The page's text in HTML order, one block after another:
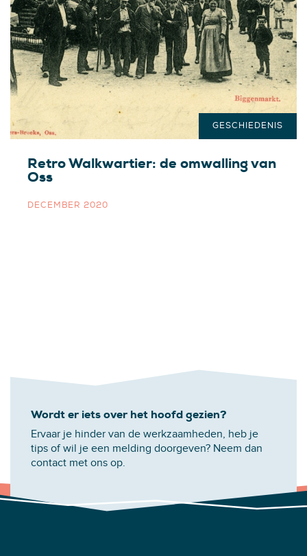
Retro Walkwartier: de omwalling van
Oss
DECEMBER 2020
GESCHIEDENIS
Wordt er iets over het hoofd gezien?
Ervaar je hinder van de werkzaamheden, heb je
tips of wil je een melding doorgeven? Neem dan
contact met ons op.